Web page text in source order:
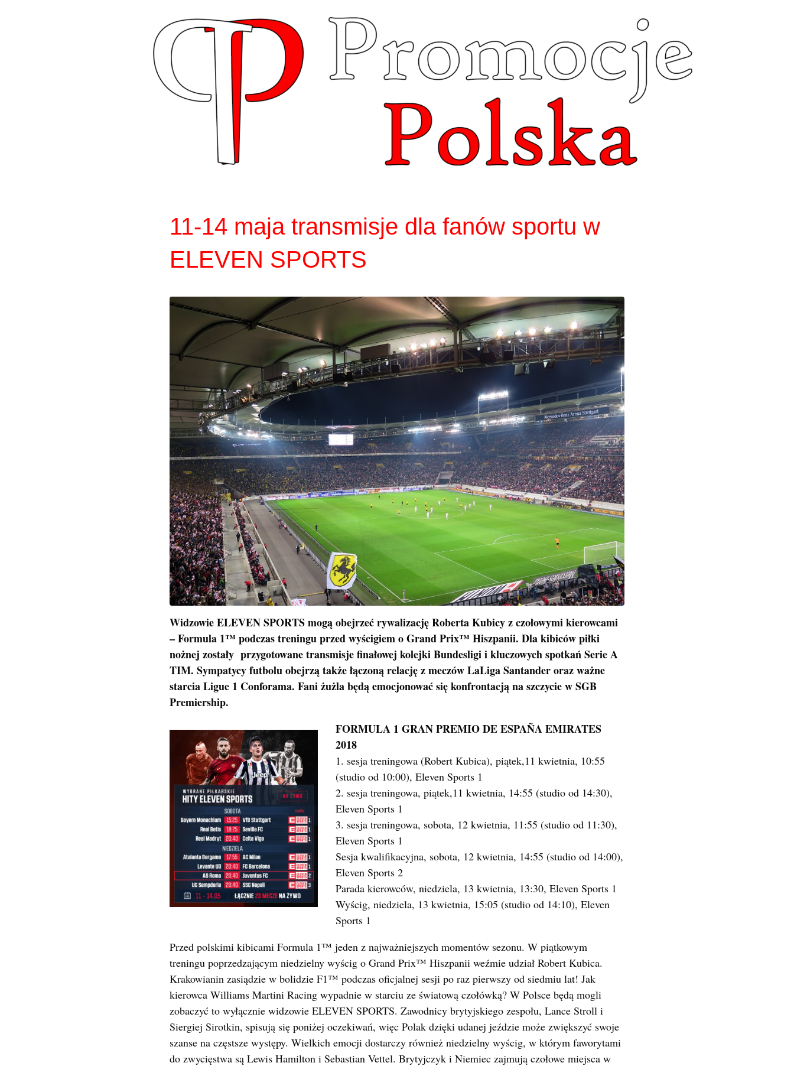
11-14 maja transmisje dla fanów sportu w
ELEVEN SPORTS
Widzowie ELEVEN SPORTS mogą obejrzeć rywalizację Roberta Kubicy z czołowymi kierowcami
– Formula 1™ podczas treningu przed wyścigiem o Grand Prix™ Hiszpanii. Dla kibiców piłki
nożnej zostały przygotowane transmisje finałowej kolejki Bundesligi i kluczowych spotkań Serie A
TIM. Sympatycy futbolu obejrzą także łączoną relację z meczów LaLiga Santander oraz ważne
starcia Ligue 1 Conforama. Fani żużla będą emocjonować się konfrontacją na szczycie w SGB
Premiership.
FORMULA 1 GRAN PREMIO DE ESPAÑA EMIRATES
2018
1. sesja treningowa (Robert Kubica), piątek,11 kwietnia, 10:55
(studio od 10:00), Eleven Sports 1
2. sesja treningowa, piątek,11 kwietnia, 14:55 (studio od 14:30),
Eleven Sports 1
3. sesja treningowa, sobota, 12 kwietnia, 11:55 (studio od 11:30),
Eleven Sports 1
Sesja kwalifikacyjna, sobota, 12 kwietnia, 14:55 (studio od 14:00),
Eleven Sports 2
Parada kierowców, niedziela, 13 kwietnia, 13:30, Eleven Sports 1
Wyścig, niedziela, 13 kwietnia, 15:05 (studio od 14:10), Eleven
Sports 1
Przed polskimi kibicami Formula 1™ jeden z najważniejszych momentów sezonu. W piątkowym
treningu poprzedzającym niedzielny wyścig o Grand Prix™ Hiszpanii weźmie udział Robert Kubica.
Krakowianin zasiądzie w bolidzie F1™ podczas oficjalnej sesji po raz pierwszy od siedmiu lat! Jak
kierowca Williams Martini Racing wypadnie w starciu ze światową czołówką? W Polsce będą mogli
zobaczyć to wyłącznie widzowie ELEVEN SPORTS. Zawodnicy brytyjskiego zespołu, Lance Stroll i
Siergiej Sirotkin, spisują się poniżej oczekiwań, więc Polak dzięki udanej jeździe może zwiększyć swoje
szanse na częstsze występy. Wielkich emocji dostarczy również niedzielny wyścig, w którym faworytami
do zwycięstwa są Lewis Hamilton i Sebastian Vettel. Brytyjczyk i Niemiec zajmują czołowe miejsca w